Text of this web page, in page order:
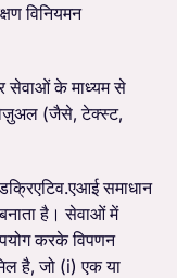
विनियमन
सेवाओं के माध्यम से
(जैसे, टेक्स्ट,
समाधान
है। सेवाओं में
करके विपणन
है, जो (i) एक या